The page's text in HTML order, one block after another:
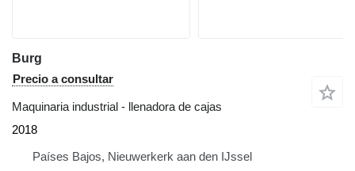
Burg
Precio a consultar
Maquinaria industrial - llenadora de cajas
2018
Países Bajos, Nieuwerkerk aan den IJssel